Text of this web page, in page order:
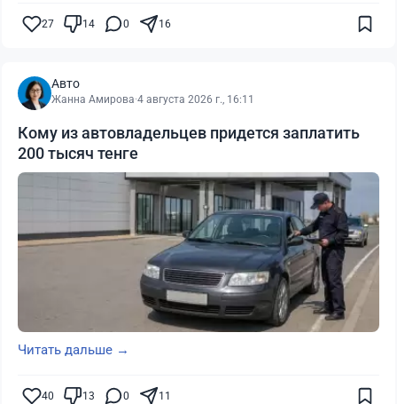
27 14 0 16
Авто
Жанна Амирова·4 августа 2026 г., 16:11
Кому из автовладельцев придется заплатить
200 тысяч тенге
Читать дальше →
40 13 0 11